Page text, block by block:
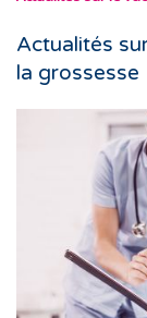
Actualités
la grossesse